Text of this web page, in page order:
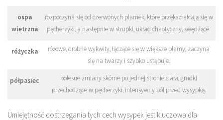
ospa
wietrzna
rozpoczyna się od czerwonych plamek, które przekształcają się w
pęcherzyki, a następnie w strupki; układ chaotyczny, swędzące.
różyczka
różowe, drobne wykwity, łączące się w większe plamy; zaczyna
się na twarzy i szybko ustępuje.
półpasiec
bolesne zmiany skórne po jednej stronie ciała; grudki
przechodzące w pęcherzyki, intensywny ból przed wysypką.
Umiejętność dostrzegania tych cech wysypek jest kluczowa dla